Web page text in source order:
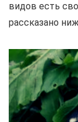
видов есть
рассказано